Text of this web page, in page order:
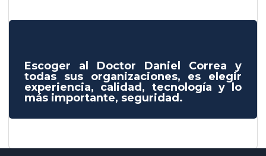
Escoger al Doctor Daniel Correa y
todas sus organizaciones, es elegir
experiencia, calidad, tecnología y lo
más importante, seguridad.